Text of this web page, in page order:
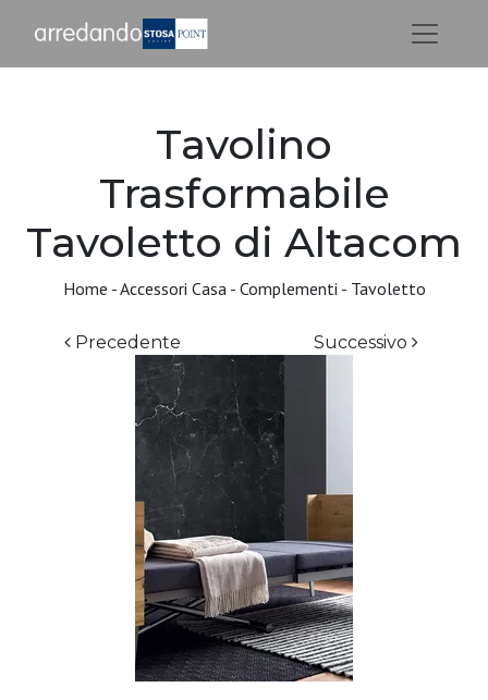
Tavolino
Trasformabile
Tavoletto di Altacom
Home -Accessori Casa - Complementi - Tavoletto
Precedente Successivo